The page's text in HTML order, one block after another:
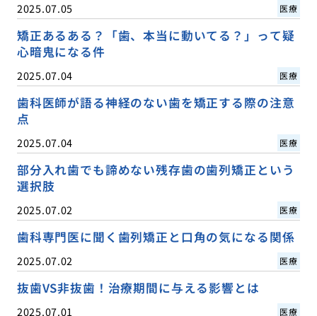
2025.07.05 医療
矯正あるある？「歯、本当に動いてる？」って疑
心暗鬼になる件
2025.07.04 医療
歯科医師が語る神経のない歯を矯正する際の注意
点
2025.07.04 医療
部分入れ歯でも諦めない残存歯の歯列矯正という
選択肢
2025.07.02 医療
歯科専門医に聞く歯列矯正と口角の気になる関係
2025.07.02 医療
抜歯VS非抜歯！治療期間に与える影響とは
2025.07.01 医療